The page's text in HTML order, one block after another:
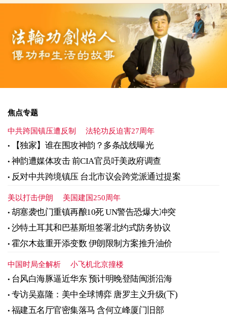
焦点专题
中共跨国镇压遭反制 法轮功反迫害27周年
【独家】谁在围攻神韵？多条战线曝光
神韵遭媒体攻击 前CIA官员吁美政府调查
反对中共跨境镇压 台北市议会跨党派通过提案
美以打击伊朗 美国建国250周年
胡塞袭也门重镇再酿10死 UN警告恐爆大冲突
沙特土耳其和巴基斯坦签署北约式防务协议
霍尔木兹重开添变数 伊朗限制方案推升油价
中国时局全解析 小飞机北京撞楼
台风白海豚逼近华东 预计明晚登陆闽浙沿海
专访吴嘉隆：美中全球博弈 唐罗主义升级(下)
福建五名厅官密集落马 含何立峰厦门旧部